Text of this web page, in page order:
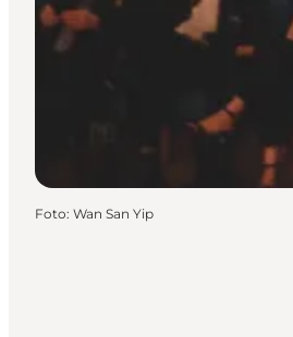
Foto: Wan San Yip